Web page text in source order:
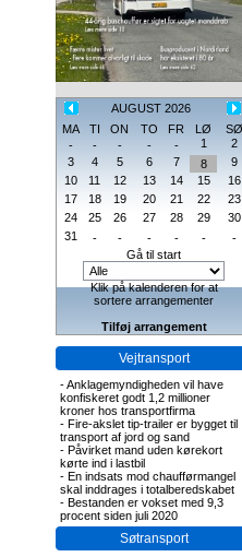
AUGUST 2026
MA
TI ON TO FR LØ
SØ
-
- - - - 1
2
3
4 5 6 7 8
9
10
11 12 13 14 15
16
17
18 19 20 21 22
23
24
25 26 27 28 29
30
31
- - - - -
-
Gå til start
Klik på kalenderen for at
sortere arrangementer
Tilføj arrangement
Vejtransport
-Anklagemyndigheden vil have
konfiskeret godt 1,2 millioner
kroner hos transportfirma
- Fire-akslet tip-trailer er bygget til
transport af jord og sand
- Påvirket mand uden kørekort
kørte ind i lastbil
- En indsats mod chaufførmangel
skal inddrages i totalberedskabet
- Bestanden er vokset med 9,3
procent siden juli 2020
Søtransport